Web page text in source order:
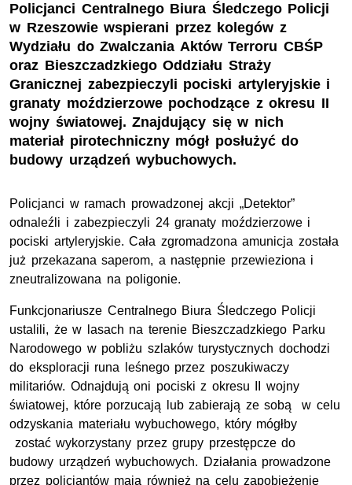
Policjanci Centralnego Biura Śledczego Policji
w Rzeszowie wspierani przez kolegów z
Wydziału do Zwalczania Aktów Terroru CBŚP
oraz Bieszczadzkiego Oddziału Straży
Granicznej zabezpieczyli pociski artyleryjskie i
granaty moździerzowe pochodzące z okresu II
wojny światowej. Znajdujący się w nich
materiał pirotechniczny mógł posłużyć do
budowy urządzeń wybuchowych.
Policjanci w ramach prowadzonej akcji „Detektor”
odnaleźli i zabezpieczyli 24 granaty moździerzowe i
pociski artyleryjskie. Cała zgromadzona amunicja została
już przekazana saperom, a następnie przewieziona i
zneutralizowana na poligonie.
Funkcjonariusze Centralnego Biura Śledczego Policji
ustalili, że w lasach na terenie Bieszczadzkiego Parku
Narodowego w pobliżu szlaków turystycznych dochodzi
do eksploracji runa leśnego przez poszukiwaczy
militariów. Odnajdują oni pociski z okresu II wojny
światowej, które porzucają lub zabierają ze sobą w celu
odzyskania materiału wybuchowego, który mógłby
zostać wykorzystany przez grupy przestępcze do
budowy urządzeń wybuchowych. Działania prowadzone
przez policjantów mają również na celu zapobieżenie